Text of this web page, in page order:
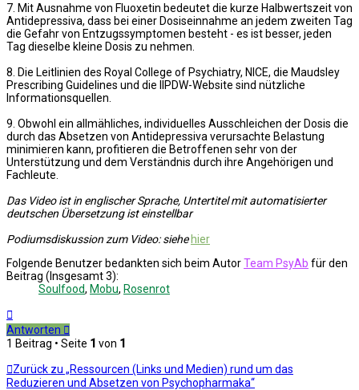
7. Mit Ausnahme von Fluoxetin bedeutet die kurze Halbwertszeit von
Antidepressiva, dass bei einer Dosiseinnahme an jedem zweiten Tag
die Gefahr von Entzugssymptomen besteht - es ist besser, jeden
Tag dieselbe kleine Dosis zu nehmen.
8. Die Leitlinien des Royal College of Psychiatry, NICE, die Maudsley
Prescribing Guidelines und die IIPDW-Website sind nützliche
Informationsquellen.
9. Obwohl ein allmähliches, individuelles Ausschleichen der Dosis die
durch das Absetzen von Antidepressiva verursachte Belastung
minimieren kann, profitieren die Betroffenen sehr von der
Unterstützung und dem Verständnis durch ihre Angehörigen und
Fachleute.
Das Video ist in englischer Sprache, Untertitel mit automatisierter
deutschen Übersetzung ist einstellbar
Podiumsdiskussion zum Video: siehe hier
Folgende Benutzer bedankten sich beim AutorTeam PsyAb für den
Beitrag (Insgesamt 3):
Soulfood, Mobu, Rosenrot
oben
Antworten
1 Beitrag • Seite 1 von 1
Zurück zu „Ressourcen (Links und Medien) rund um das
Reduzieren und Absetzen von Psychopharmaka“